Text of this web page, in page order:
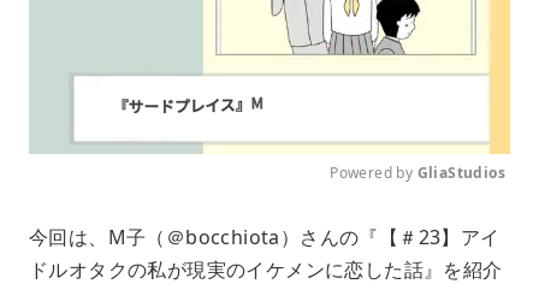
u
t
Powered by GliaStudios
今回は、M子（＠bocchiota）さんの『【＃23】アイ
ドルオタクの私が現実のイケメンに恋した話』を紹介